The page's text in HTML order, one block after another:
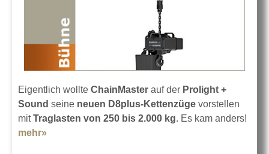
Eigentlich wollte ChainMaster auf der Prolight +
Sound seine neuen D8plus-Kettenzüge vorstellen
mitTraglasten von 250 bis 2.000 kg. Es kam anders!
mehr»